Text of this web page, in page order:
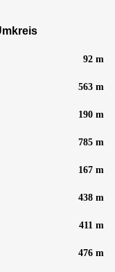
92 m
563 m
190 m
785 m
167 m
438 m
411 m
476 m